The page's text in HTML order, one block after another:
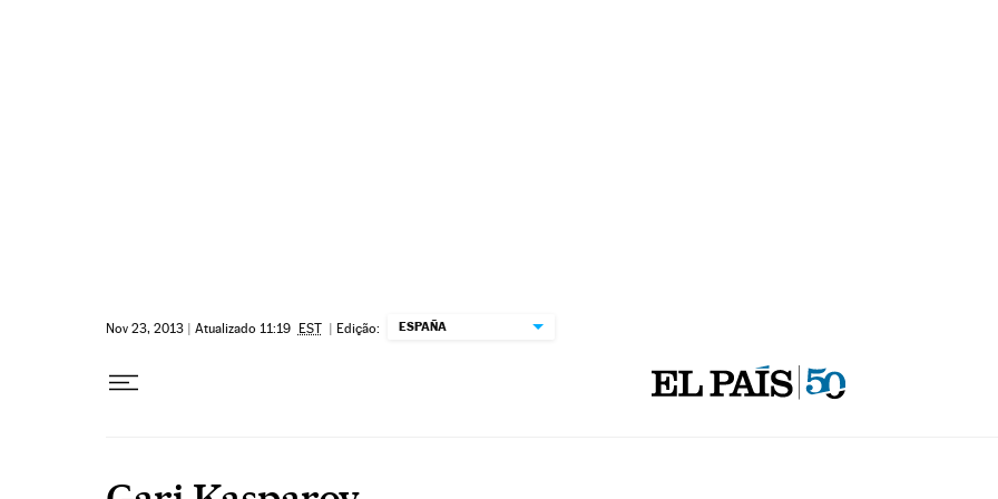
Nov 23, 2013 | Atualizado 11:19 EST | Edição: ESPAÑA